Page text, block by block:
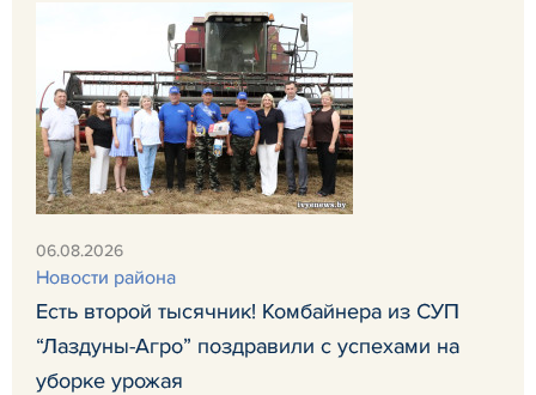
06.08.2026
Новости района
Есть второй тысячник! Комбайнера из СУП
“Лаздуны-Агро” поздравили с успехами на
уборке урожая